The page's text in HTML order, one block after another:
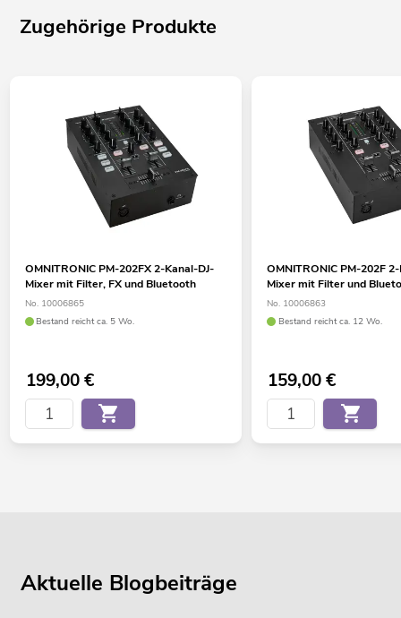
Zugehörige Produkte
OMNITRONIC PM-202FX 2-Kanal-DJ-
Mixer mit Filter, FX und Bluetooth
No. 10006865
Bestand reicht ca. 5 Wo.
199,00€
OMNITRONIC PM-202F
Mixer mit Filter und
No. 10006863
Bestand reicht ca. 12 Wo.
159,00€
Aktuelle Blogbeiträge